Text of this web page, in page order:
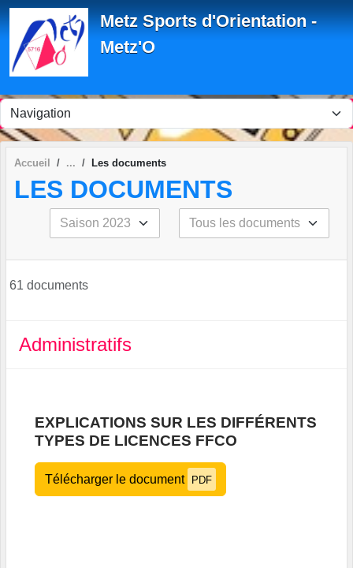
Metz Sports d'Orientation -
Metz'O
Accueil Les documents
LES DOCUMENTS
61 documents
Administratifs
EXPLICATIONS SUR LES DIFFÉRENTS
TYPES DE LICENCES FFCO
Télécharger le document PDF
Panneau de gestion des cookies